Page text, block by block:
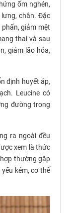
ốm nghén,
chân. Đặc
giảm mệt
thai và sau
giảm lão hóa,
định huyết áp,
Leucine có
đường trong
ra ngoài đều
xem là thức
thường gặp
kém, cơ thể